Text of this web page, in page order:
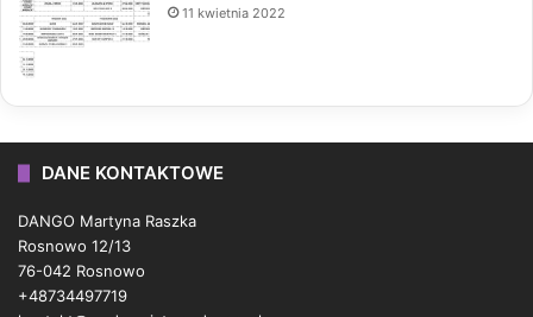
11 kwietnia 2022
DANE KONTAKTOWE
DANGO Martyna Raszka
Rosnowo 12/13
76-042 Rosnowo
+48734497719